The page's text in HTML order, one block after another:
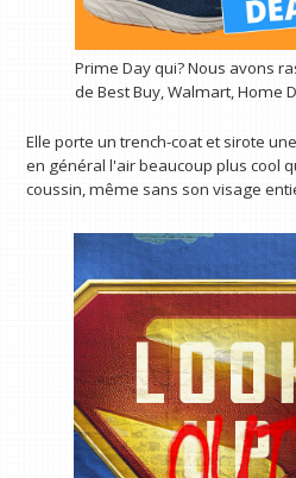
Prime Day qui? Nous avons
de Best Buy, Walmart, Home
Elle porte un trench-coat et sirote
en général l'air beaucoup plus cool
coussin, même sans son visage